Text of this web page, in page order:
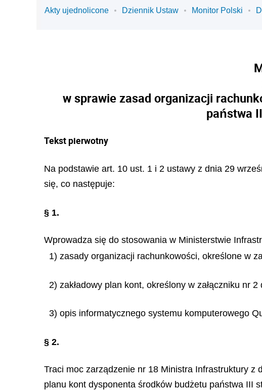
Akty ujednolicone Dziennik Ustaw Monitor Polski
w sprawie zasad organizacji
państwa
Tekst pierwotny
Na podstawie art. 10 ust. 1 i 2 ustawy z dnia 29
się, co następuje:
§ 1.
Wprowadza się do stosowania w Ministerstwie
1) zasady organizacji rachunkowości, określone w
2) zakładowy plan kont, określony w załączniku nr
3) opis informatycznego systemu komputerowego
§ 2.
Traci moc zarządzenie nr 18 Ministra Infrastruktury z
planu kont dysponenta środków budżetu państwa III